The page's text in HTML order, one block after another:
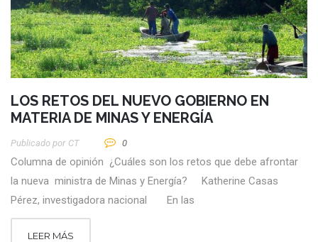
LOS RETOS DEL NUEVO GOBIERNO EN
MATERIA DE MINAS Y ENERGÍA
Publicado por CT 0
Columna de opinión ¿Cuáles son los retos que debe afrontar
la nueva ministra de Minas y Energía? Katherine Casas
Pérez, investigadora nacional En las
LEER MÁS